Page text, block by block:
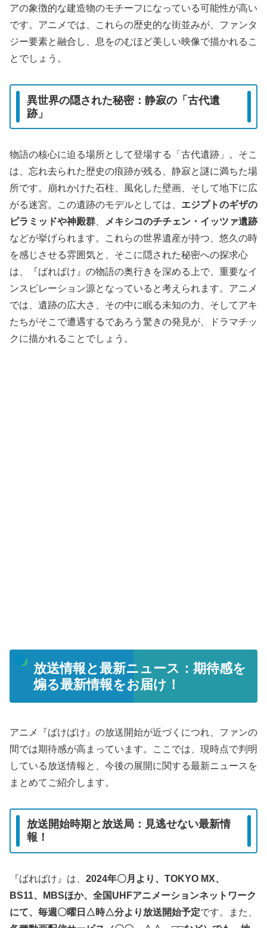
アの象徴的な建造物のモチーフになっている可能性が高い
です。アニメでは、これらの歴史的な街並みが、ファンタ
ジー要素と融合し、息をのむほど美しい映像で描かれるこ
とでしょう。
異世界の隠された秘密：静寂の「古代遺
跡」
物語の核心に迫る場所として登場する「古代遺跡」。そこ
は、忘れ去られた歴史の痕跡が残る、静寂と謎に満ちた場
所です。崩れかけた石柱、風化した壁画、そして地下に広
がる迷宮。この遺跡のモデルとしては、 エジプトのギザの
ピラミッドや神殿群、 メキシコのチチェン・イッツァ遺跡
などが挙げられます。これらの世界遺産が持つ、悠久の時
を感じさせる雰囲気と、そこに隠された秘密への探求心
は、『ばればけ』の物語の奥行きを深める上で、重要なイ
ンスピレーション源となっていると考えられます。アニメ
では、遺跡の広大さ、その中に眠る未知の力、そしてアキ
たちがそこで遭遇するであろう驚きの発見が、ドラマチッ
クに描かれることでしょう。
放送情報と最新ニュース：期待感を
煽る最新情報をお届け！
アニメ『ばけばけ』の放送開始が近づくにつれ、ファンの
間では期待感が高まっています。ここでは、現時点で判明
している放送情報と、今後の展開に関する最新ニュースを
まとめてご紹介します。
放送開始時期と放送局：見逃せない最新情
報！
『ばればけ』は、 2024年〇月より、TOKYO MX、
BS11、MBSほか、全国UHFアニメーションネットワーク
にて、毎週〇曜日△時△分より放送開始予定です。また、